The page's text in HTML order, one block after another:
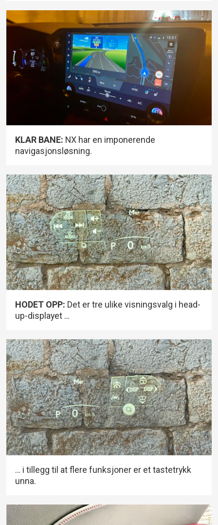
KLAR BANE: NX har en imponerende
navigasjonsløsning.
HODET OPP: Det er tre ulike visningsvalg i head-
up-displayet …
… i tillegg til at flere funksjoner er et tastetrykk
unna.